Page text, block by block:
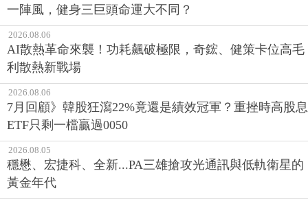
一陣風，健身三巨頭命運大不同？
2026.08.06
AI散熱革命來襲！功耗飆破極限，奇鋐、健策卡位高毛
利散熱新戰場
2026.08.06
7月回顧》韓股狂瀉22%竟還是績效冠軍？重挫時高股息
ETF只剩一檔贏過0050
2026.08.05
穩懋、宏捷科、全新...PA三雄搶攻光通訊與低軌衛星的
黃金年代